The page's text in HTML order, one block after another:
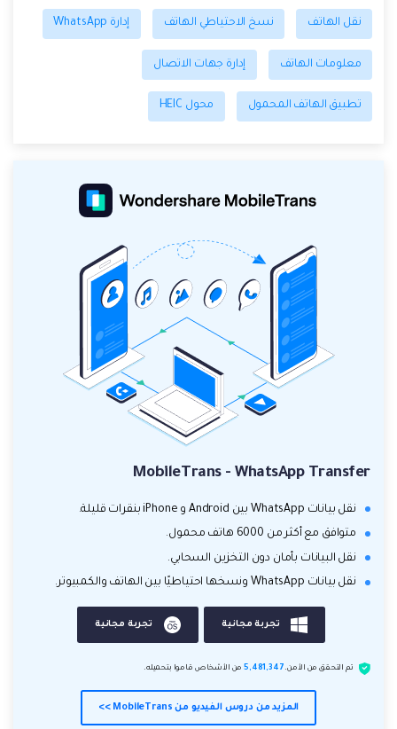
نقل الهاتف نسخ الاحتياطي الهاتف إدارة WhatsApp
معلومات الهاتف إدارة جهات الاتصال
تطبيق الهاتف المحمول محول HEIC
MobileTrans - WhatsApp Transfer
نقل بيانات WhatsApp بين Android و iPhone بنقرات قليلة.
متوافق مع أكثر من 6000 هاتف محمول.
نقل البيانات بأمان دون التخزين السحابي.
نقل بيانات WhatsApp ونسخها احتياطيًا بين الهاتف والكمبيوتر.
تجربة مجانية تجربة مجانية
تم التحقق من الأمن.5,481,347 من الأشخاص قاموا بتحميله.
المزيد من دروس الفيديو من MobileTrans >>